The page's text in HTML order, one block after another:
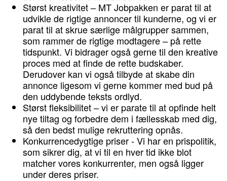
Størst kreativitet – MT Jobpakken er parat til at
udvikle de rigtige annoncer til kunderne, og vi er
parat til at skrue særlige målgrupper sammen,
som rammer de rigtige modtagere – på rette
tidspunkt. Vi bidrager også gerne til den kreative
proces med at finde de rette budskaber.
Derudover kan vi også tilbyde at skabe din
annonce ligesom vi gerne kommer med bud på
den uddybende teksts ordlyd.
Størst fleksibilitet – vi er parate til at opfinde helt
nye tiltag og forbedre dem i fællesskab med dig,
så den bedst mulige rekruttering opnås.
Konkurrencedygtige priser - Vi har en prispolitik,
som sikrer dig, at vi til en hver tid ikke blot
matcher vores konkurrenter, men også ligger
under deres priser.